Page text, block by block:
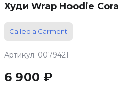
Худи Wrap Hoodie Coral
Called a Garment
Артикул: 0079421
6 900 ₽